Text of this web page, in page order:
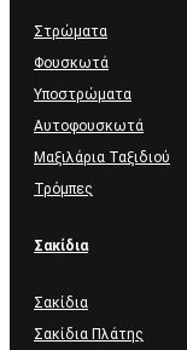
Στρώματα
Φουσκωτά
Υποστρώματα
Αυτοφουσκωτά
Μαξιλάρια Ταξιδιού
Τρόμπες
Σακίδια
Σακίδια
Σακίδια Πλάτης